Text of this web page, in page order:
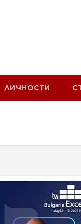
ЛИЧНОСТИ